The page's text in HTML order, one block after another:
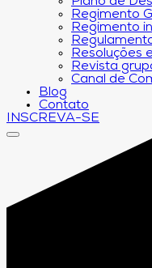
Regimento
Regimento
Resoluções
Revista
Canal de
Blog
Contato
INSCREVA-SE